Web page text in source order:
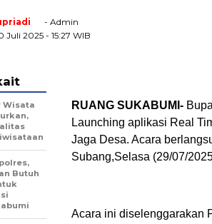
- Admin
Juli 2025 - 15:27 WIB
RUANG SUKABUMI-
Launching aplikasi Real
Jaga Desa. Acara
Subang,Selasa (29/07/
Acara ini diselenggarakan
Wisata
Butuh